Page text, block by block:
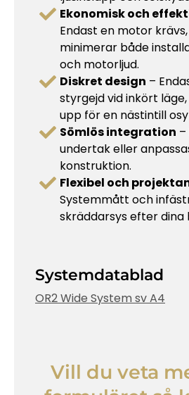
Ekonomisk och
Endast en motor
minimerar både
och motorljud.
Diskret design –
styrgejd vid inkört
upp för en nästintill
Sömlös integration
undertak eller
konstruktion.
Flexibel och
Systemmått och
skräddarsys efter dina
Systemdatablad
OR2 Wide System sv A4
Vill du veta